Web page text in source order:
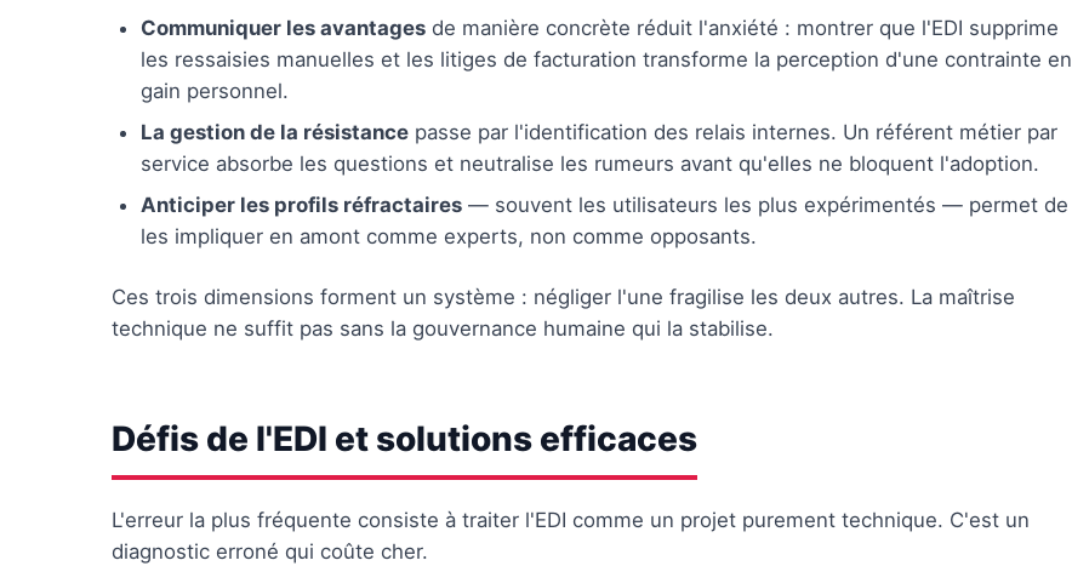
Communiquer les avantages de manière concrète réduit l'anxiété : montrer que l'EDI supprime
les ressaisies manuelles et les litiges de facturation transforme la perception d'une contrainte en
gain personnel.
La gestion de la résistance passe par l'identification des relais internes. Un référent métier par
service absorbe les questions et neutralise les rumeurs avant qu'elles ne bloquent l'adoption.
Anticiper les profils réfractaires — souvent les utilisateurs les plus expérimentés — permet de
les impliquer en amont comme experts, non comme opposants.
Ces trois dimensions forment un système : négliger l'une fragilise les deux autres. La maîtrise
technique ne suffit pas sans la gouvernance humaine qui la stabilise.
Défis de l'EDI et solutions efficaces
L'erreur la plus fréquente consiste à traiter l'EDI comme un projet purement technique. C'est un
diagnostic erroné qui coûte cher.